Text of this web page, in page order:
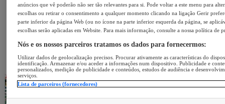
anúncios que vê poderão não ser tão relevantes para si. Pode voltar a este menu para
escolhas ou retirar o consentimento a qualquer momento clicando na ligação Gerir
parte inferior da página Web (ou no ícone na parte inferior esquerda da página, se
escolhas serão aplicadas em Website. Para mais informação, consulte a nossa política de
Nós e os nossos parceiros tratamos os dados para fornecermos:
Utilizar dados de geolocalização precisos. Procurar ativamente as características do
identificação. Armazenar e/ou aceder a informações num dispositivo. Publicidade e
personalizados, medição de publicidade e conteúdos, estudos de audiência e
serviços.
Lista de parceiros (fornecedores)